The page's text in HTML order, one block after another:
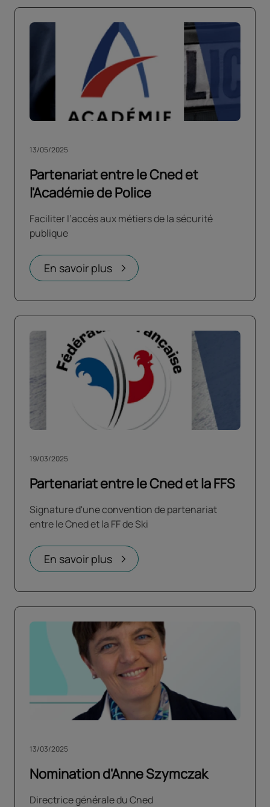
Partenariat entre le Cned et
l'Académie de Police
13/05/2025
Faciliter l’accès aux métiers de la sécurité
publique
En savoir plus
Partenariat entre le Cned et la FFS
19/03/2025
Signature d'une convention de partenariat
entre le Cned et la FF de Ski
En savoir plus
Nomination d'Anne Szymczak
13/03/2025
Directrice générale du Cned